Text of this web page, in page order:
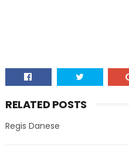
RELATED POSTS
Regis Danese